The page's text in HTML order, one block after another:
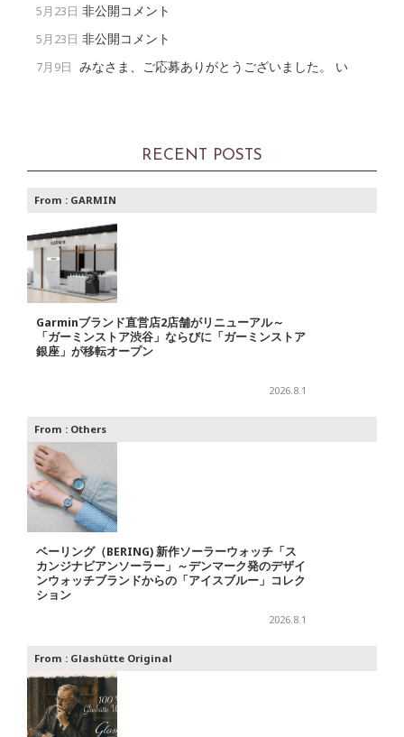
5月23日 非公開コメント
5月23日 非公開コメント
7月9日 みなさま、ご応募ありがとうございました。 い
RECENT POSTS
From : GARMIN
Garminブランド直営店2店舗がリニューアル～
「ガーミンストア渋谷」ならびに「ガーミンストア
銀座」が移転オープン
2026.8.1
From : Others
ベーリング（BERING) 新作ソーラーウォッチ「ス
カンジナビアンソーラー」～デンマーク発のデザイ
ンウォッチブランドからの「アイスブルー」コレク
ション
2026.8.1
From : Glashütte Original